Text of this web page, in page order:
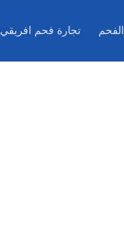
الفحم تجارة فحم افريقي